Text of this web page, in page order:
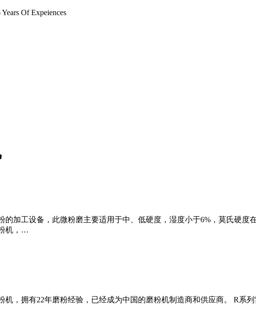
Of Expeiences
的加工设备，此微粉磨主要适用于中、低硬度，湿度小于6%，莫氏硬
机，…
机，拥有22年磨粉经验，已经成为中国的磨粉机制造商和供应商。 R系